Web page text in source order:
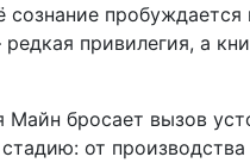
привилегия, а
бросает вызов
от